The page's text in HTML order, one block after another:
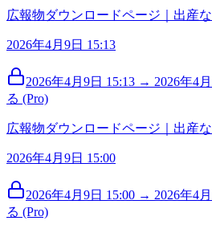
広報物ダウンロードページ｜出産
2026年4月9日 15:13
2026年4月9日 15:13 → 2026年4
る (Pro)
広報物ダウンロードページ｜出産
2026年4月9日 15:00
2026年4月9日 15:00 → 2026年4
る (Pro)